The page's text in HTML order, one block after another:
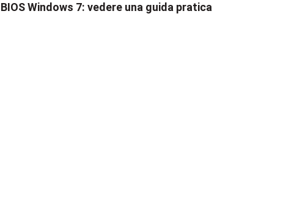
BIOS Windows 7: vedere una guida pratica